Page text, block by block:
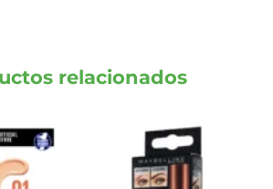
relacionados